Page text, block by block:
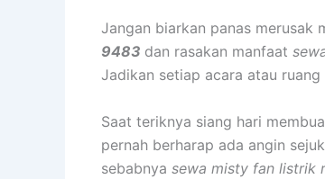
Jangan biarkan panas merusak
9483 dan rasakan manfaat
Jadikan setiap acara atau
Saat teriknya siang hari
pernah berharap ada angin
sebabnya sewa misty fan listrik